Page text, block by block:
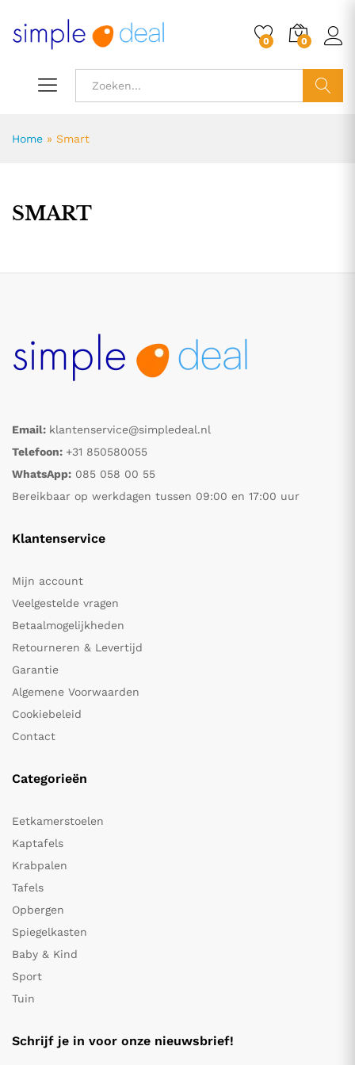
0 0
Home » Smart
SMART
Email: klantenservice@simpledeal.nl
Telefoon: +31 850580055
WhatsApp: 085 058 00 55
Bereikbaar op werkdagen tussen 09:00 en 17:00 uur
Klantenservice
Mijn account
Veelgestelde vragen
Betaalmogelijkheden
Retourneren & Levertijd
Garantie
Algemene Voorwaarden
Cookiebeleid
Contact
Categorieën
Eetkamerstoelen
Kaptafels
Krabpalen
Tafels
Opbergen
Spiegelkasten
Baby & Kind
Sport
Tuin
Schrijf je in voor onze nieuwsbrief!